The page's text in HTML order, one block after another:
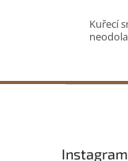
Kuřecí
Instagram